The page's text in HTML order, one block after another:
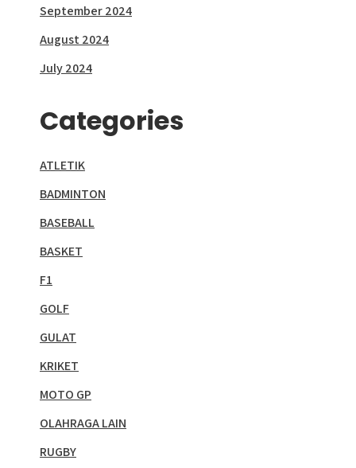
September 2024
August 2024
July 2024
Categories
ATLETIK
BADMINTON
BASEBALL
BASKET
F1
GOLF
GULAT
KRIKET
MOTO GP
OLAHRAGA LAIN
RUGBY